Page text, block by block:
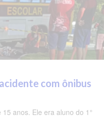
com ônibus
anos. Ele era aluno do 1°